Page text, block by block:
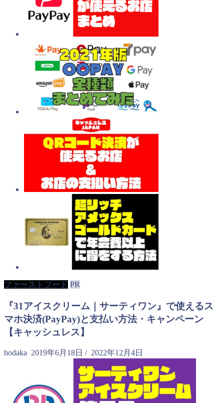
ファーストフード PR
『31アイスクリーム｜サーティワン』で使えるス
マホ決済(PayPay)と支払い方法・キャンペーン
【キャッシュレス】
hodaka 2019年6月18日 / 2022年12月4日